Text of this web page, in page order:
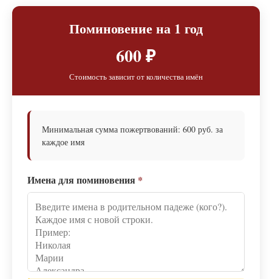
Поминовение на 1 год
600 ₽
Стоимость зависит от количества имён
Минимальная сумма пожертвований: 600 руб. за
каждое имя
Имена для поминовения *